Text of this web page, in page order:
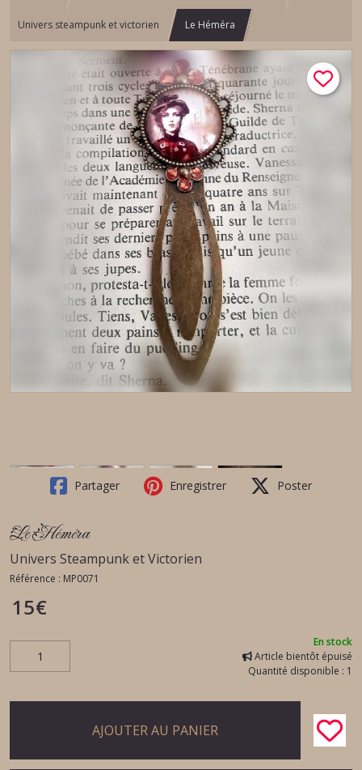
Univers steampunk et victorien Le Héméra
Partager Enregistrer Poster
Le Héméra
Univers Steampunk et Victorien
Référence : MP0071
15€
En stock
Article bientôt épuisé
Quantité disponible : 1
AJOUTER AU PANIER